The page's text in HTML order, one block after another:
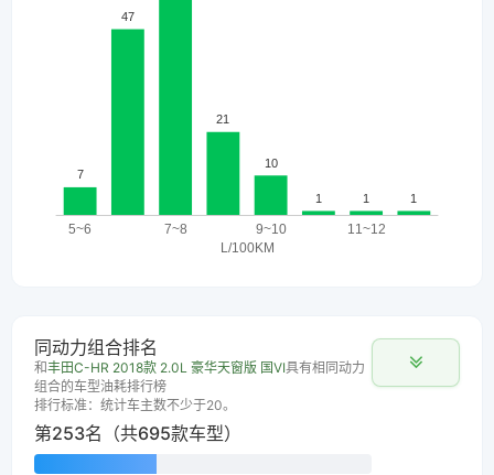
同动力组合排名
和丰田C-HR 2018款 2.0L 豪华天窗版 国VI具有相同动力
组合的车型油耗排行榜
排行标准：统计车主数不少于20。
第253名（共695款车型）